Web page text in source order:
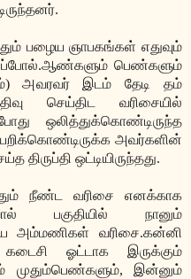
ஞாபகங்கள் எதுவும்
பெண்களும்
அவரவர் இடம் தேடி தம்
செய்திட வரிசையில்
ஒலித்துக்கொண்டிருந்த
அவர்களின்
திருப்தி ஒட்டியிருந்தது.
வரிசை எனக்காக
வால் பகுதியில் நானும்
அம்மணிகள் வரிசை.கன்னி
ஓட்டாக இருக்கும்
முதும்பெண்களும், இன்னும்